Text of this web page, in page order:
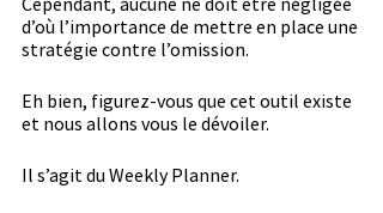
d’où l’importance de mettre en place une
stratégie contre l’omission.
Eh bien, figurez-vous que cet outil existe
et nous allons vous le dévoiler.
Il s’agit du Weekly Planner.